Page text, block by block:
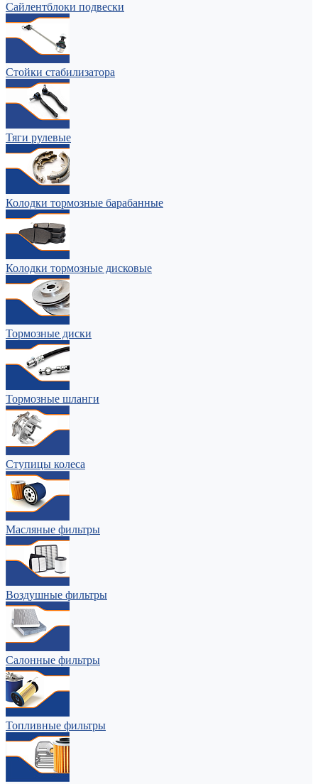
Сайлентблоки подвески
Стойки стабилизатора
Тяги рулевые
Колодки тормозные барабанные
Колодки тормозные дисковые
Тормозные диски
Тормозные шланги
Ступицы колеса
Масляные фильтры
Воздушные фильтры
Салонные фильтры
Топливные фильтры